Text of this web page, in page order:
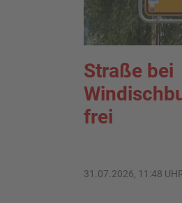
Straße bei
frei
31.07.2026, 11:48